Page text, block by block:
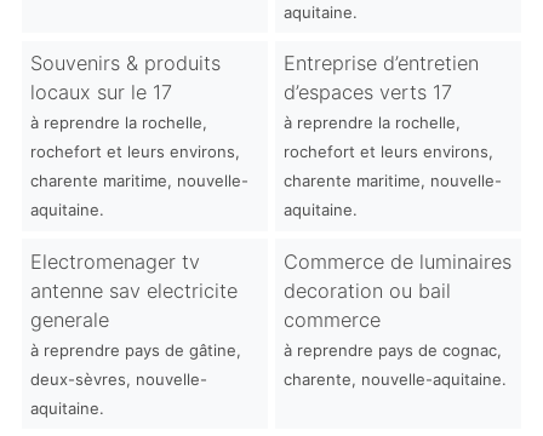
aquitaine.
Souvenirs & produits
locaux sur le 17
à reprendre la rochelle,
rochefort et leurs environs,
charente maritime, nouvelle-
aquitaine.
Entreprise d’entretien
d’espaces verts 17
à reprendre la rochelle,
rochefort et leurs environs,
charente maritime, nouvelle-
aquitaine.
Electromenager tv
antenne sav electricite
generale
à reprendre pays de gâtine,
deux-sèvres, nouvelle-
aquitaine.
Commerce de luminaires
decoration ou bail
commerce
à reprendre pays de cognac,
charente, nouvelle-aquitaine.